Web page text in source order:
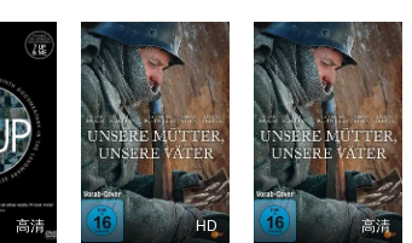
高清 HD 高清